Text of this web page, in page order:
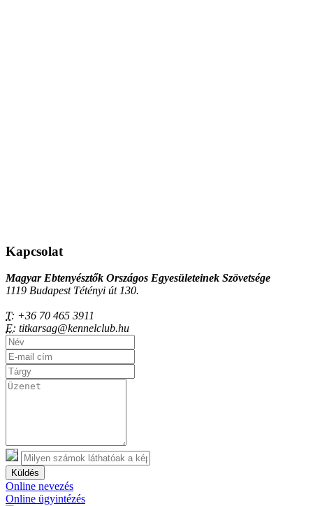
Kapcsolat
Magyar Ebtenyésztők Országos Egyesületeinek Szövetsége
1119 Budapest Tétényi út 130.
T: +36 70 465 3911
E: titkarsag@kennelclub.hu
Küldés
Online nevezés
Online ügyintézés